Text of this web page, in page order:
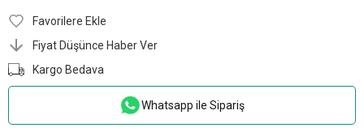
Favorilere Ekle
Fiyat Düşünce Haber Ver
Kargo Bedava
Whatsapp ile Sipariş